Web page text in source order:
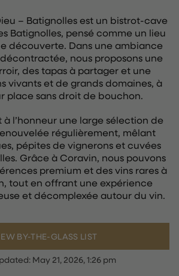
– Batignolles est un bistrot-cave
Batignolles, pensé comme un lieu
découverte. Dans une ambiance
nous proposons une
des tapas à partager et une
vivants et de grands domaines, à
place sans droit de bouchon.
l’honneur une large sélection de
régulièrement, mêlant
pépites de vignerons et cuvées
Grâce à Coravin, nous pouvons
premium et des vins rares à
tout en offrant une expérience
et décomplexée autour du vin.
BY-THE-GLASS LIST
May 21, 2026, 1:26 pm